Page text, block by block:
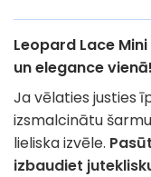
Leopard Lace
un elegance vienā!
Ja vēlaties justies
izsmalcinātu
lieliska izvēle.
izbaudiet